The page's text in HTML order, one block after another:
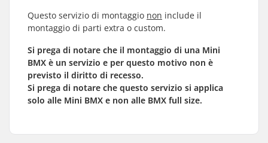
Questo servizio di montaggio non include il
montaggio di parti extra o custom.
Si prega di notare che il montaggio di una Mini
BMX è un servizio e per questo motivo non è
previsto il diritto di recesso.
Si prega di notare che questo servizio si applica
solo alle Mini BMX e non alle BMX full size.